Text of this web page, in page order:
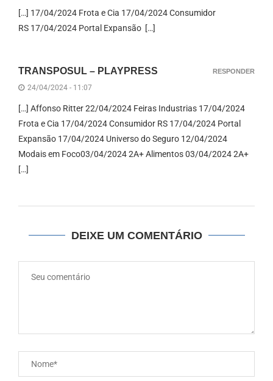
[…] 17/04/2024 Frota e Cia 17/04/2024 Consumidor
RS 17/04/2024 Portal Expansão […]
TRANSPOSUL – PLAYPRESS
24/04/2024 - 11:07
[…] Affonso Ritter 22/04/2024 Feiras Industrias 17/04/2024
Frota e Cia 17/04/2024 Consumidor RS 17/04/2024 Portal
Expansão 17/04/2024 Universo do Seguro 12/04/2024
Modais em Foco03/04/2024 2A+ Alimentos 03/04/2024 2A+
[…]
RESPONDER
DEIXE UM COMENTÁRIO